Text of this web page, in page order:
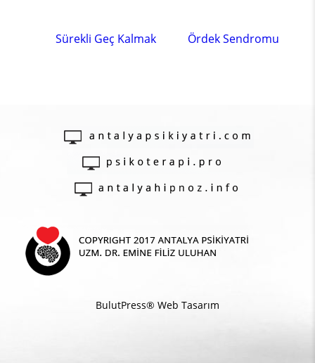
Sürekli Geç Kalmak Ördek Sendromu
BulutPress® Web Tasarım